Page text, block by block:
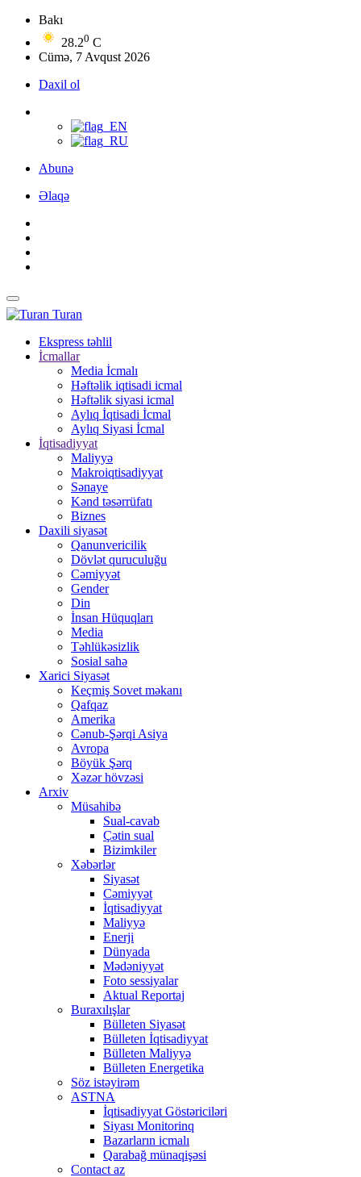
Bakı
28.20 C
Cümə, 7 Avqust 2026
Daxil ol
Abunə
Əlaqə
Turan
Ekspress təhlil
İcmallar
Media İcmalı
Həftəlik iqtisadi icmal
Həftəlik siyasi icmal
Aylıq İqtisadi İcmal
Aylıq Siyasi İcmal
İqtisadiyyat
Maliyyə
Makroiqtisadiyyat
Sənaye
Kənd təsərrüfatı
Biznes
Daxili siyasət
Qanunvericilik
Dövlət quruculuğu
Cəmiyyət
Gender
Din
İnsan Hüquqları
Media
Təhlükəsizlik
Sosial sahə
Xarici Siyasət
Keçmiş Sovet məkanı
Qafqaz
Amerika
Cənub-Şərqi Asiya
Avropa
Böyük Şərq
Xəzər hövzəsi
Arxiv
Müsahibə
Sual-cavab
Çətin sual
Bizimkiler
Xəbərlər
Siyasət
Cəmiyyət
İqtisadiyyat
Maliyyə
Enerji
Dünyada
Mədəniyyət
Foto sessiyalar
Aktual Reportaj
Buraxılışlar
Bülleten Siyasət
Bülleten İqtisadiyyat
Bülleten Maliyyə
Bülleten Energetika
Söz istəyirəm
ASTNA
İqtisadiyyat Göstəriciləri
Siyası Monitorinq
Bazarların icmalı
Qarabağ münaqişəsi
Contact az